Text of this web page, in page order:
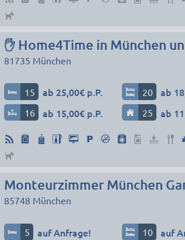
✋ Home4Time in München
81735 München
15 ab 25,00€ p.P. 20 ab
16 ab 15,00€ p.P. 25 ab
Monteurzimmer München
85748 München
5 auf Anfrage! 10 auf